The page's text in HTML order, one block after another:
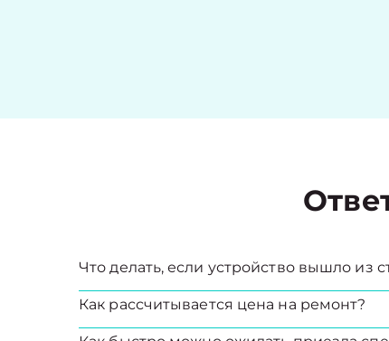
Что делать, если устройство вышло из
Как рассчитывается цена на ремонт?